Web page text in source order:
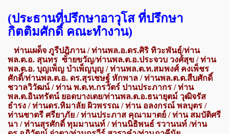
(ประธานที่ปรึกษาอาวุโสที่ปรึกษา
กิตติมศักดิ์ คณะทำงาน)
ท่านเผด็จ ภูรีปฎิภาน / ท่านพล.อ.ดร.ศิริ ทิวะพันธุ์/ท่าน
พล.ต.อ. สุนทร ซ้ายขวัญ/ท่านพล.ต.อ.ประจวบ วงศ์สุข / ท่าน
พล.ต.อ. บุญเพ็ญ บำเพ็ญบุญ / ท่านพล.ต.ท.สมพงศ์ คงเพ็ชร
ศักดิ์/ท่านพล.ต.อ. ดร.สุรเชษฐ์ หักพาล / ท่านพล.ต.ต.สืบศักดิ์
ชวาลวิวัฒน์ /ท่าน พ.ต.ท.กรวัตร์ ปานประภากร /ท่าน
พล.ต.อินทรัตน์ ยอดบางเตย/ท่านพล.ต.อ.ธนายุตม์ วุฒิจรัส
ธำรง /ท่านดร.หิมาลัย ผิวพรรณ / ท่าน อลงกรณ์ พลบุตร /
ท่านชาตรี ศรียาภัย /ท่านประภาส คุณามาตย์ / ท่าน สมบัติศรี
นา / ท่านสุรศักดิ์ ทุมมานนท์ / ท่านนิธิพนธ์ รวานนท์ /ท่าน